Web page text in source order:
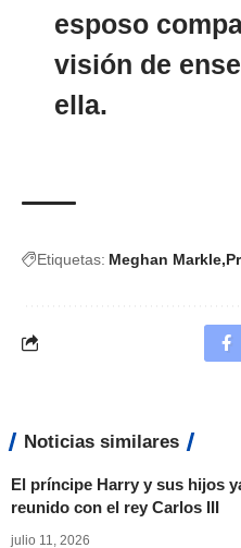
esposo
visión de
ella.
Etiquetas: Meghan Markle
Noticias similares
El príncipe Harry y sus hijos
reunido con el rey Carlos III
julio 11, 2026